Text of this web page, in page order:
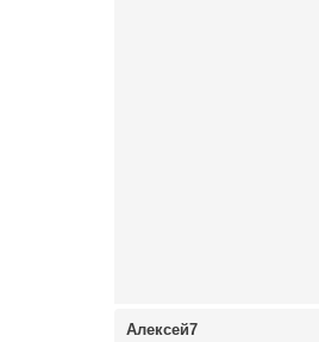
Алексей7